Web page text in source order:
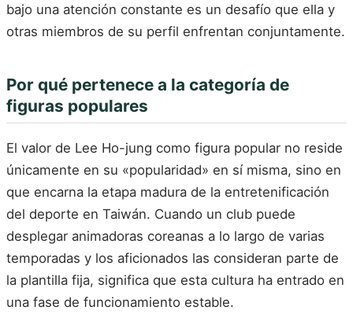
bajo una atención constante es un desafío que ella y
otras miembros de su perfil enfrentan conjuntamente.
Por qué pertenece a la categoría de
figuras populares
El valor de Lee Ho-jung como figura popular no reside
únicamente en su «popularidad» en sí misma, sino en
que encarna la etapa madura de la entretenificación
del deporte en Taiwán. Cuando un club puede
desplegar animadoras coreanas a lo largo de varias
temporadas y los aficionados las consideran parte de
la plantilla fija, significa que esta cultura ha entrado en
una fase de funcionamiento estable.